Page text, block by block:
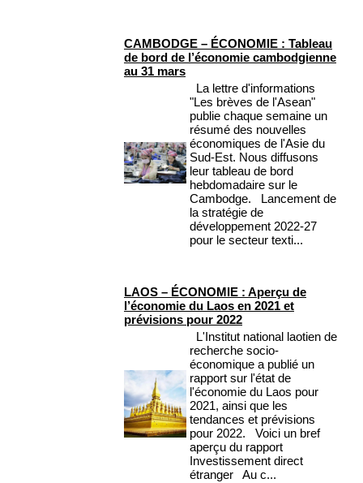
CAMBODGE – ÉCONOMIE : Tableau
de bord de l’économie cambodgienne
au 31 mars
La lettre d'informations
"Les brèves de l'Asean"
publie chaque semaine un
résumé des nouvelles
économiques de l'Asie du
Sud-Est. Nous diffusons
leur tableau de bord
hebdomadaire sur le
Cambodge. Lancement de
la stratégie de
développement 2022-27
pour le secteur texti...
LAOS – ÉCONOMIE : Aperçu de
l’économie du Laos en 2021 et
prévisions pour 2022
L'Institut national laotien de
recherche socio-
économique a publié un
rapport sur l'état de
l'économie du Laos pour
2021, ainsi que les
tendances et prévisions
pour 2022. Voici un bref
aperçu du rapport
Investissement direct
étranger Au c...